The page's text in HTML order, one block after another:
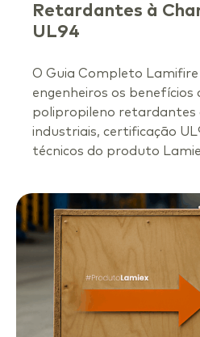
Retardantes à
UL94
O Guia Completo
engenheiros os benefícios
polipropileno retardantes
industriais, certificação
técnicos do produto